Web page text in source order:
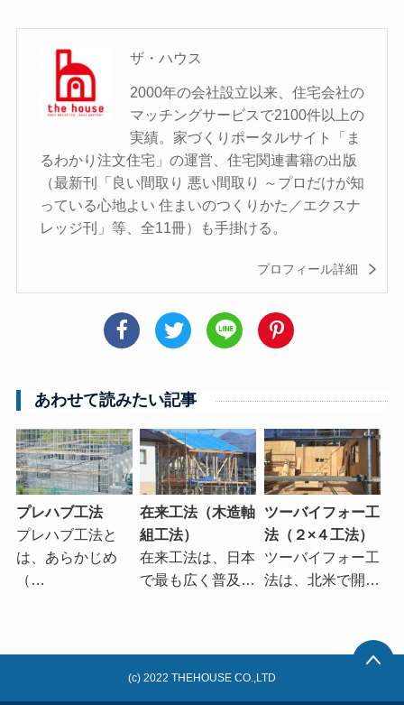
ザ・ハウス
2000年の会社設立以来、住宅会社の
マッチングサービスで2100件以上の
実績。家づくりポータルサイト「ま
るわかり注文住宅」の運営、住宅関連書籍の出版
（最新刊「良い間取り 悪い間取り ～プロだけが知
っている心地よい 住まいのつくりかた／エクスナ
レッジ刊」等、全11冊）も手掛ける。
プロフィール詳細
あわせて読みたい記事
プレハブ工法
プレハブ工法と
は、あらかじめ
（…
在来工法（木造軸
組工法）
在来工法は、日本
で最も広く普及…
ツーバイフォー工
法（２×４工法）
ツーバイフォー工
法は、北米で開…
(c) 2022 THEHOUSE CO.,LTD